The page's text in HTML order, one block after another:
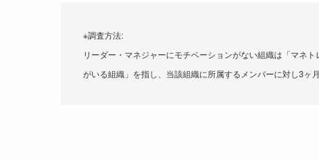
※調査方法:
リーダー・マネジャーにモチベーションがない組織は「マネ
がいる組織」を指し、当該組織に所属するメンバーに対し3